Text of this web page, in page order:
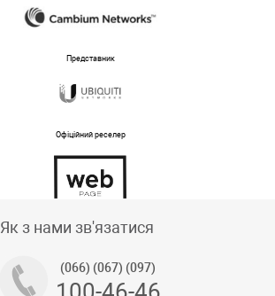
Представник
Офіційний реселер
Як з нами зв'язатися
(066) (067) (097)